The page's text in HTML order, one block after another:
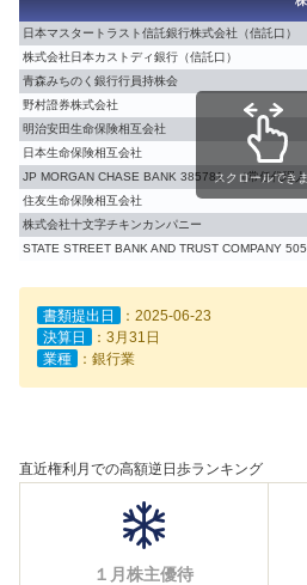
日本マスタートラスト信託銀行株式会社（信託口）
株式会社日本カストディ銀行（信託口）
青森みちのく銀行行員持株会
野村證券株式会社
明治安田生命保険相互会社
日本生命保険相互会社
JP MORGAN CHASE BANK 385781 （常任代理
住友生命保険相互会社
株式会社十文字チキンカンパニー
STATE STREET BANK AND TRUST COMPANY
スクロールでき
書類提出日
：2025-06-23
決算日
：3月31日
業種
：銀行業
直近権利月での高額逆日歩ランキング
１月株主優待